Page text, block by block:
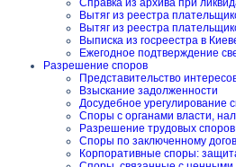
Справка из архива при
Вытяг из реестра
Вытяг из реестра
Выписка из госреестра в
Ежегодное подтверждение
Разрешение споров
Представительство
Взыскание задолженности
Досудебное урегулирование
Споры с органами власти,
Разрешение трудовых споров
Споры по заключенному
Корпоративные споры: